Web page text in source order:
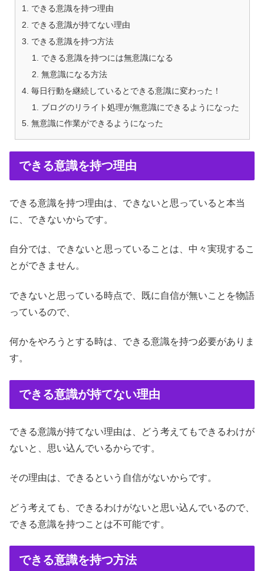
できる意識を持つ理由
できる意識が持てない理由
できる意識を持つ方法
できる意識を持つには無意識になる
無意識になる方法
毎日行動を継続しているとできる意識に変わった！
ブログのリライト処理が無意識にできるようになった
無意識に作業ができるようになった
できる意識を持つ理由
できる意識を持つ理由は、できないと思っていると本当
に、できないからです。
自分では、できないと思っていることは、中々実現するこ
とができません。
できないと思っている時点で、既に自信が無いことを物語
っているので、
何かをやろうとする時は、できる意識を持つ必要がありま
す。
できる意識が持てない理由
できる意識が持てない理由は、どう考えてもできるわけが
ないと、思い込んでいるからです。
その理由は、できるという自信がないからです。
どう考えても、できるわけがないと思い込んでいるので、
できる意識を持つことは不可能です。
できる意識を持つ方法